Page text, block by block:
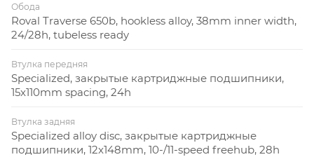
Обода
Roval Traverse 650b, hookless alloy, 38mm inner width,
24/28h, tubeless ready
Втулка передняя
Specialized, закрытые картриджные подшипники,
15x110mm spacing, 24h
Втулка задняя
Specialized alloy disc, закрытые картриджные
подшипники, 12x148mm, 10-/11-speed freehub, 28h